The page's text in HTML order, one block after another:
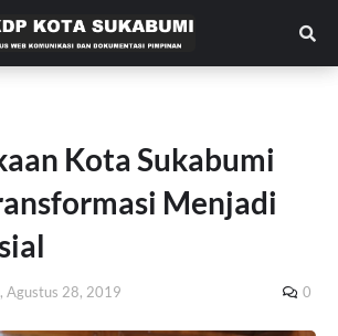
Kota Sukabumi
Menjadi
Agustus 28, 2019 0